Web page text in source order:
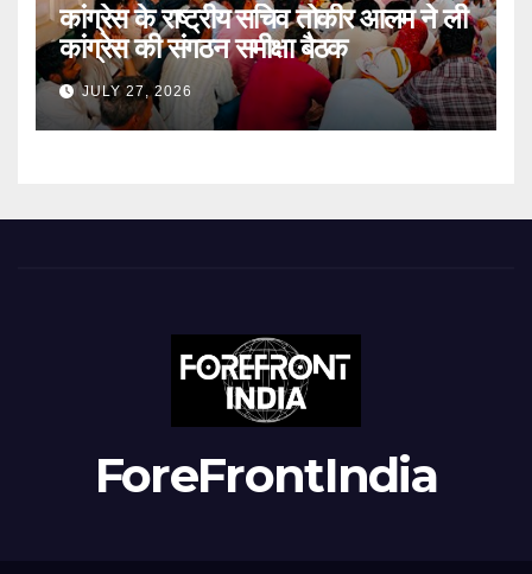
कांग्रेस के राष्ट्रीय सचिव तोकीर आलम ने ली
कांग्रेस की संगठन समीक्षा बैठक
JULY 27, 2026
ForeFrontIndia